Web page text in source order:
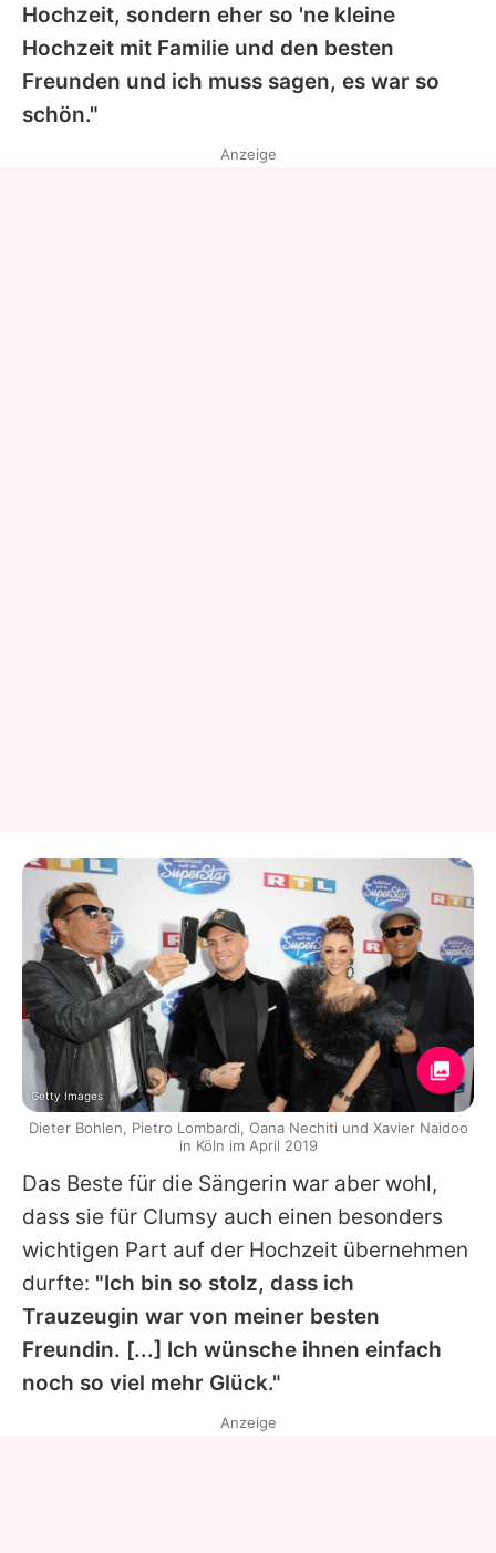
Hochzeit, sondern eher so 'ne kleine
Hochzeit mit Familie und den besten
Freunden und ich muss sagen, es war so
schön."
Das Beste für die Sängerin war aber wohl,
dass sie für Clumsy auch einen besonders
wichtigen Part auf der Hochzeit übernehmen
durfte: "Ich bin so stolz, dass ich
Trauzeugin war von meiner besten
Freundin. [...] Ich wünsche ihnen einfach
noch so viel mehr Glück."
Anzeige
Getty Images
Dieter Bohlen, Pietro Lombardi, Oana Nechiti und Xavier Naidoo
in Köln im April 2019
Anzeige